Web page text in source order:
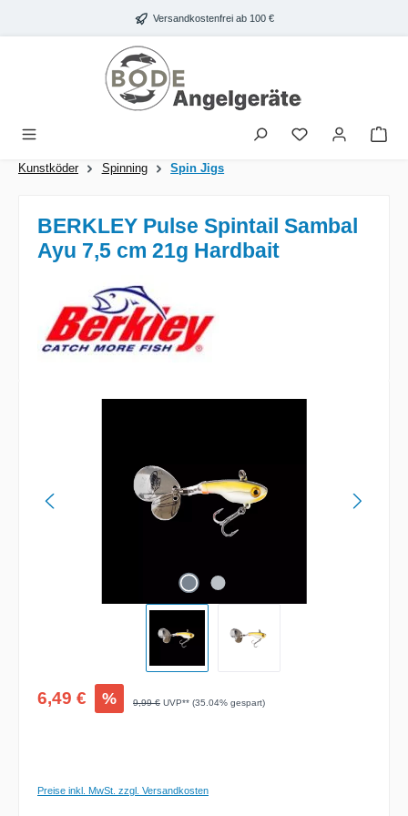
Zum Hauptinhalt springen Versandkostenfrei ab 100 €
Kunstköder Spinning Spin Jigs
BERKLEY Pulse Spintail Sambal
Ayu 7,5 cm 21g Hardbait
Verkaufspreis:
6,49 € % Regulärer Preis:
9,99 € UVP** (35.04% gespart)
Preise inkl. MwSt. zzgl. Versandkosten